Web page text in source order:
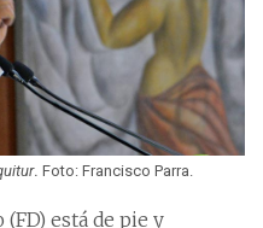
. Foto: Francisco Parra.
(FD) está de pie y